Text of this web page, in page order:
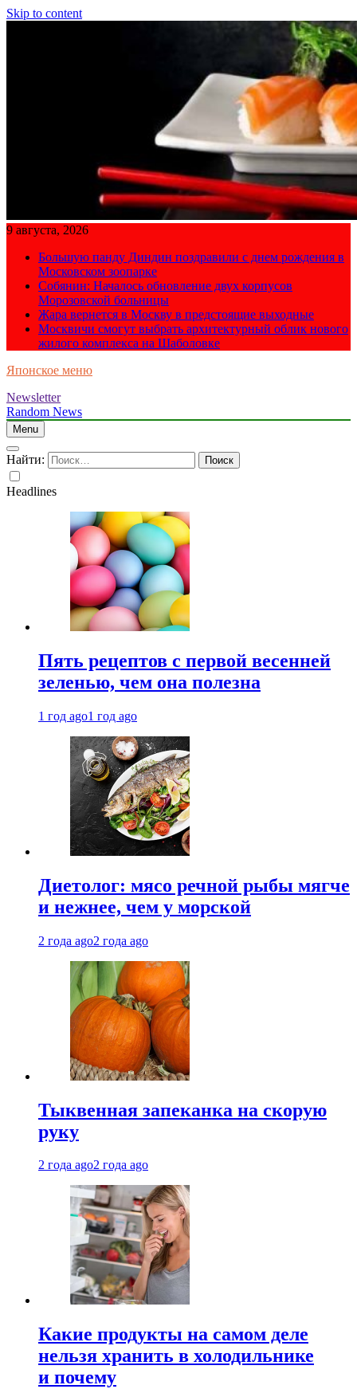
Skip to content
9 августа, 2026
Большую панду Диндин поздравили с днем рождения в
Московском зоопарке
Собянин: Началось обновление двух корпусов
Морозовской больницы
Жара вернется в Москву в предстоящие выходные
Москвичи смогут выбрать архитектурный облик нового
жилого комплекса на Шаболовке
Японское меню
Newsletter
Random News
Menu
Найти:
Headlines
Пять рецептов с первой весенней
зеленью, чем она полезна
1 год ago1 год ago
Диетолог: мясо речной рыбы мягче
и нежнее, чем у морской
2 года ago2 года ago
Тыквенная запеканка на скорую
руку
2 года ago2 года ago
Какие продукты на самом деле
нельзя хранить в холодильнике
и почему